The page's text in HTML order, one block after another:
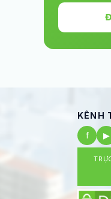
KÊNH
f
▶